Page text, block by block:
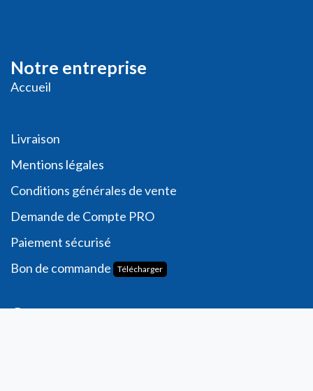
Notre entreprise
Accueil
Livraison
Mentions légales
Conditions générales de vente
Demande de Compte PRO
Paiement sécurisé
Bon de commande
Télécharger
Compte